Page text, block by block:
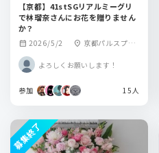
【京都】41stSGリアルミーグリ
で林瑠奈さんにお花を贈りません
か？
calendar_month 2026/5/2 location_on 京都パルスプラ
よろしくお願いします！
参加 15人
募集終了